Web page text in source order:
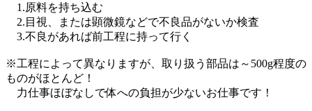
1.原料を持ち込む
2.目視、または顕微鏡などで不良品がないか検査
3.不良があれば前工程に持って行く
※工程によって異なりますが、取り扱う部品は～500g程度の
ものがほとんど！
力仕事ほぼなしで体への負担が少ないお仕事です！